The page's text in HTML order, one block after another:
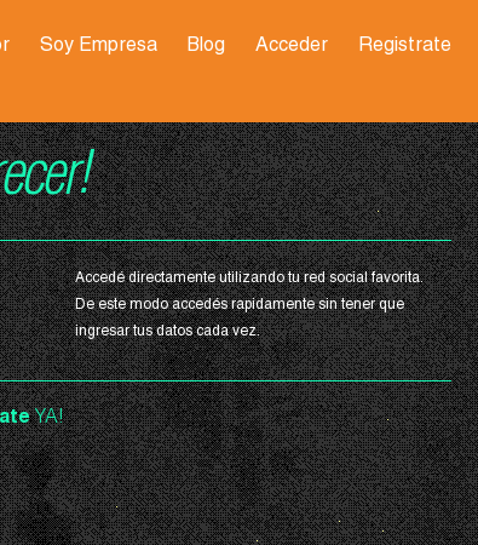
Soy Empresa Blog Acceder Registrate
Accedé directamente utilizando tu red social favorita.
De este modo accedés rapidamente sin tener que
ingresar tus datos cada vez.
YA!